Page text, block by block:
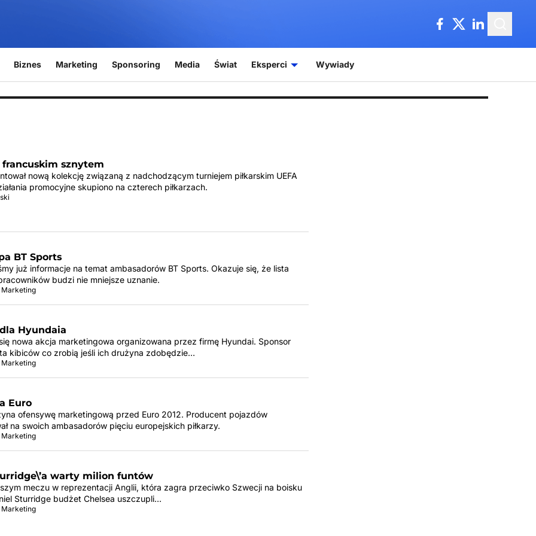
Biznes Marketing Sponsoring Media Świat Eksperci Wywiady
francuskim sznytem
nową kolekcję związaną z nadchodzącym turniejem piłkarskim UEFA
promocyjne skupiono na czterech piłkarzach.
BT Sports
już informacje na temat ambasadorów BT Sports. Okazuje się, że lista
budzi nie mniejsze uznanie.
Marketing
Hyundaia
nowa akcja marketingowa organizowana przez firmę Hyundai. Sponsor
kibiców co zrobią jeśli ich drużyna zdobędzie…
Marketing
Euro
ofensywę marketingową przed Euro 2012. Producent pojazdów
na swoich ambasadorów pięciu europejskich piłkarzy.
Marketing
warty milion funtów
meczu w reprezentacji Anglii, która zagra przeciwko Szwecji na boisku
Sturridge budżet Chelsea uszczupli…
Marketing